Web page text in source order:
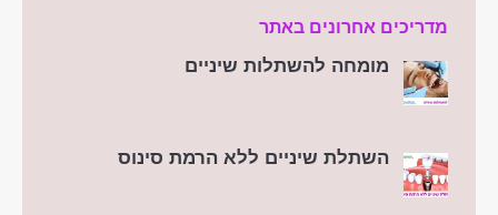
מדריכים אחרונים באתר
מומחה להשתלות שיניים
השתלת שיניים ללא הרמת סינוס